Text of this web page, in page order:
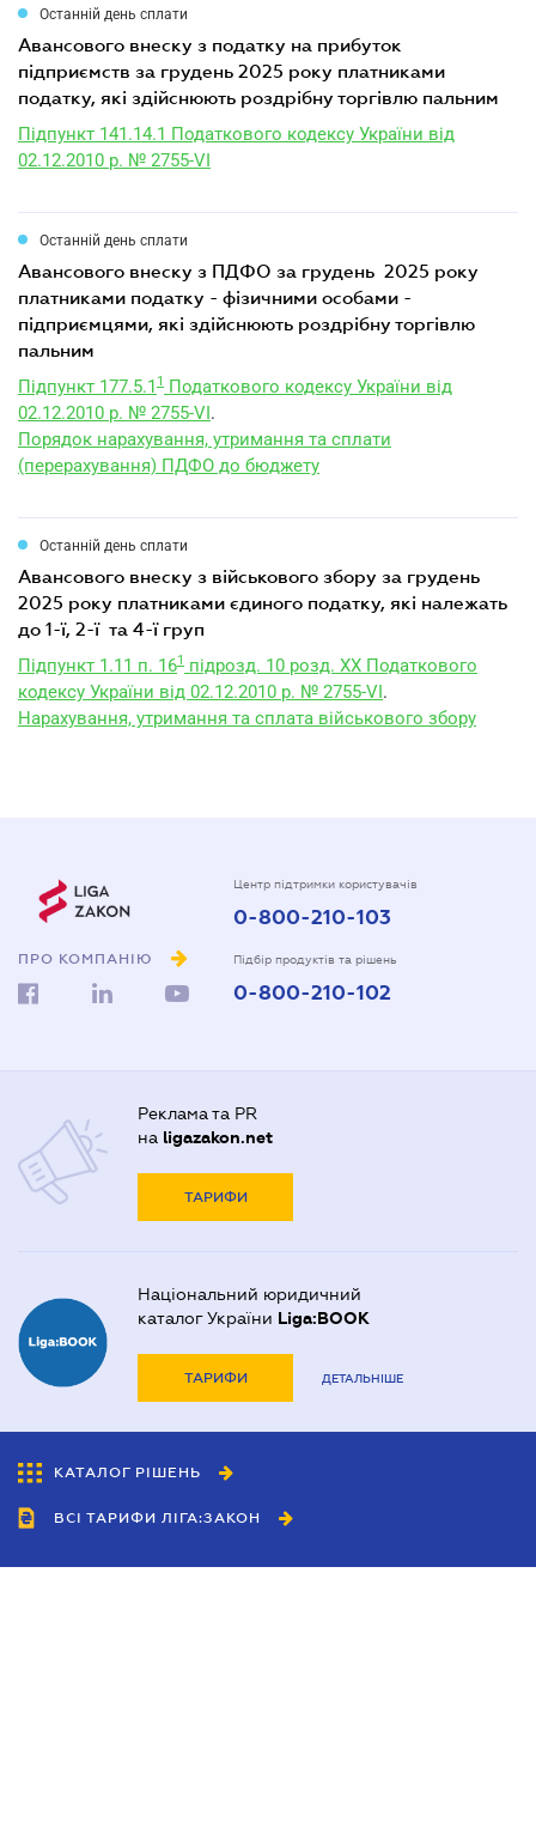
Останній день сплати
авансового внеску з податку на прибуток
підприємств за грудень 2025 року платниками
податку, які здійснюють роздрібну торгівлю пальним
Підпункт 141.14.1 Податкового кодексу України від
02.12.2010 р. № 2755-VI
Останній день сплати
авансового внеску з ПДФО за грудень 2025 року
платниками податку - фізичними особами -
підприємцями, які здійснюють роздрібну торгівлю
пальним
Підпункт 177.5.1 1
Податкового кодексу України від
02.12.2010 р. № 2755-VI.
Порядок нарахування, утримання та сплати
(перерахування) ПДФО до бюджету
Останній день сплати
авансового внеску з військового збору за грудень
2025 року платниками єдиного податку, які належать
до 1-ї, 2-ї та 4-ї груп
Підпункт 1.11 п. 161
підрозд. 10 розд. XX Податкового
кодексу України від 02.12.2010 р. № 2755-VI.
Нарахування, утримання та сплата військового збору
ПРО КОМПАНІЮ
Центр підтримки користувачів
0-800-210-103
Підбір продуктів та рішень
0-800-210-102
Реклама та PR
на ligazakon.net
ТАРИФИ
Національний юридичний
каталог України Liga:BOOK
ТАРИФИ ДЕТАЛЬНІШЕ
КАТАЛОГ РІШЕНЬ
ВСІ ТАРИФИ ЛІГА:ЗАКОН